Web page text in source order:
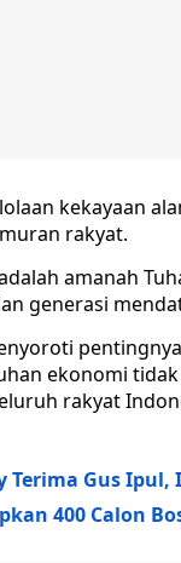
kekayaan
rakyat.
amanah
generasi
ekonomi
rakyat
Terima Gus
400 Calon